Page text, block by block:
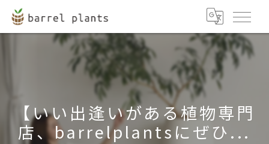
【いい出逢いがある植物専門
店、barrelplantsにぜひ...